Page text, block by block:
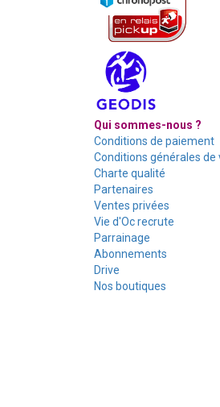
Qui sommes-nous ?
Conditions de paiement
Conditions générales de
Charte qualité
Partenaires
Ventes privées
Vie d'Oc recrute
Parrainage
Abonnements
Drive
Nos boutiques